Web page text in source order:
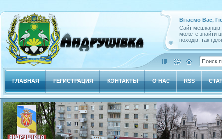
Вітаємо Вас,
Сайт мешканців
можете знайти
походів, так і
ГЛАВНАЯ РЕГИСТРАЦИЯ КОНТАКТЫ О НАС RSS